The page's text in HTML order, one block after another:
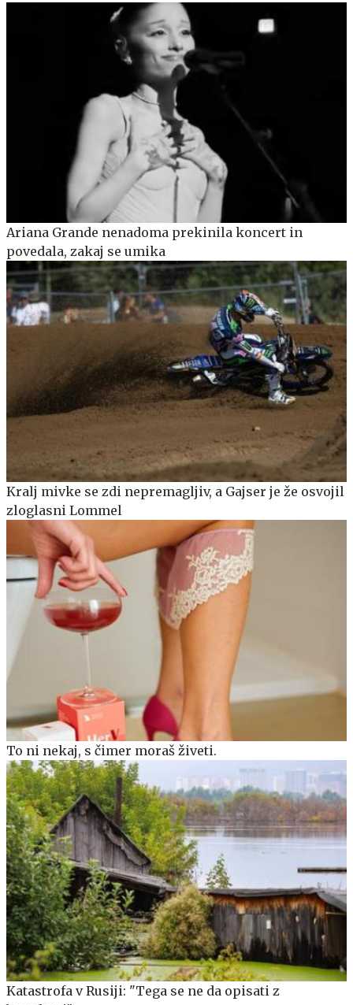
Ariana Grande nenadoma prekinila koncert in
povedala, zakaj se umika
Kralj mivke se zdi nepremagljiv, a Gajser je že osvojil
zloglasni Lommel
To ni nekaj, s čimer moraš živeti.
Katastrofa v Rusiji: "Tega se ne da opisati z